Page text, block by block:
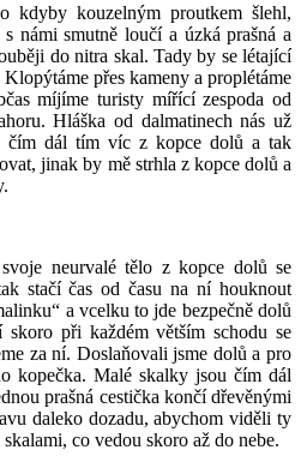
kdyby kouzelným proutkem šlehl,
námi smutně loučí a úzká prašná a
do nitra skal. Tady by se létající
přes kameny a proplétáme
míjíme turisty mířící zespoda od
Hláška od dalmatinech nás už
čím dál tím víc z kopce dolů a tak
jinak by mě strhla z kopce dolů a
neurvalé tělo z kopce dolů se
stačí čas od času na ní houknout
a vcelku to jde bezpečně dolů
skoro při každém větším schodu se
za ní. Doslaňovali jsme dolů a pro
kopečka. Malé skalky jsou čím dál
prašná cestička končí dřevěnými
daleko dozadu, abychom viděli ty
co vedou skoro až do nebe.